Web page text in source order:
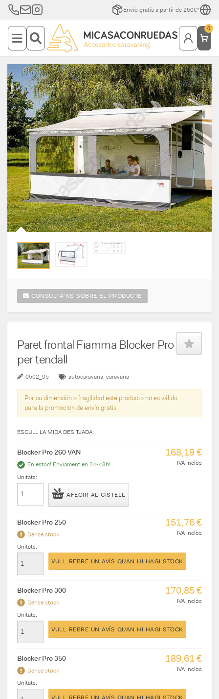
Envío gratis a partir de 250€*
0
CONSULTA'NS SOBRE EL PRODUCTE
Paret frontal Fiamma Blocker Pro
per tendall
0502_05 autocaravana caravana
Por su dimensión o fragilidad este producto no es válido
para la promoción de envío gratis
ESCULL LA MIDA DESITJADA:
Blocker Pro 260 VAN
En estoc! Enviament en 24-48h!
168,19 €
IVA inclòs
Unitats:
AFEGIR AL CISTELL
Blocker Pro 250
Sense stock
151,76 €
IVA inclòs
Unitats:
VULL REBRE UN AVÍS QUAN HI HAGI STOCK
Blocker Pro 300
Sense stock
170,85 €
IVA inclòs
Unitats:
VULL REBRE UN AVÍS QUAN HI HAGI STOCK
Blocker Pro 350
Sense stock
189,61 €
IVA inclòs
Unitats: